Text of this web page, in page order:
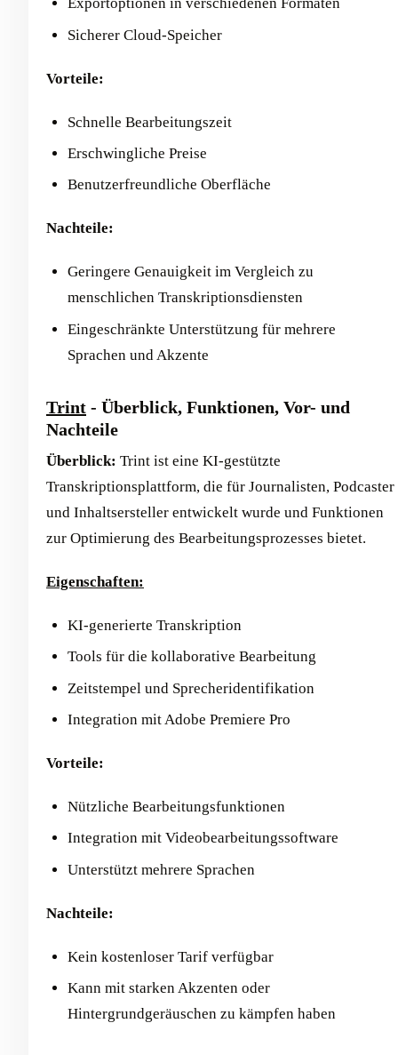
Sicherer Cloud-Speicher
Vorteile:
Schnelle Bearbeitungszeit
Erschwingliche Preise
Benutzerfreundliche Oberfläche
Nachteile:
Geringere Genauigkeit im Vergleich zu
menschlichen Transkriptionsdiensten
Eingeschränkte Unterstützung für mehrere
Sprachen und Akzente
Trint - Überblick, Funktionen, Vor- und
Nachteile
Überblick: Trint ist eine KI-gestützte
Transkriptionsplattform, die für Journalisten, Podcaster
und Inhaltsersteller entwickelt wurde und Funktionen
zur Optimierung des Bearbeitungsprozesses bietet.
Eigenschaften:
KI-generierte Transkription
Tools für die kollaborative Bearbeitung
Zeitstempel und Sprecheridentifikation
Integration mit Adobe Premiere Pro
Vorteile:
Nützliche Bearbeitungsfunktionen
Integration mit Videobearbeitungssoftware
Unterstützt mehrere Sprachen
Nachteile:
Kein kostenloser Tarif verfügbar
Kann mit starken Akzenten oder
Hintergrundgeräuschen zu kämpfen haben